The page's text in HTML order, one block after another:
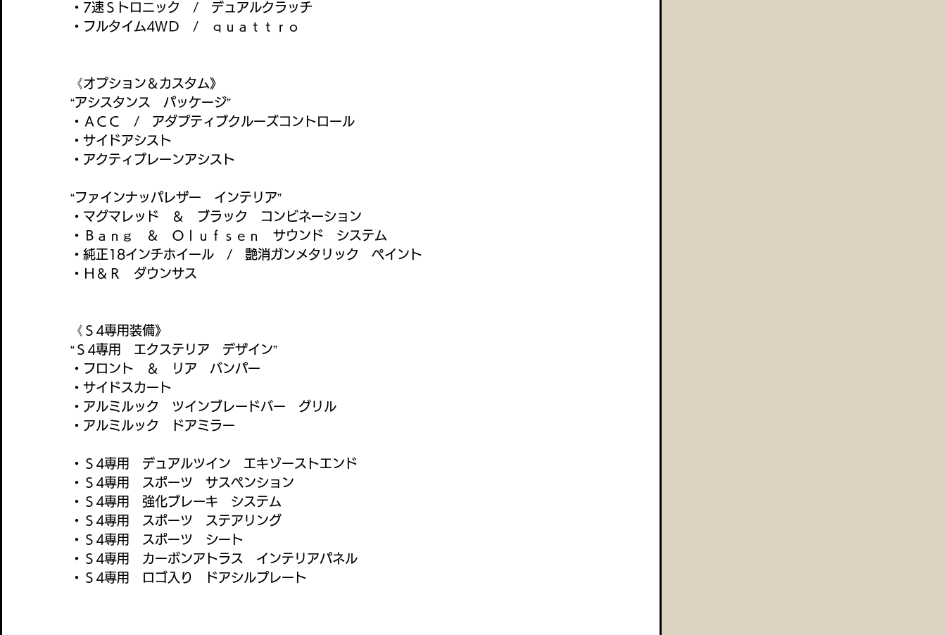
・7速Ｓトロニック　/　デュアルクラッチ
・フルタイム4ＷＤ　/　ｑｕａｔｔｒｏ
《オプション＆カスタム》
“アシスタンス　パッケージ”
・ＡＣＣ　/　アダプティブクルーズコントロール
・サイドアシスト
・アクティブレーンアシスト
“ファインナッパレザー　インテリア”
・マグマレッド　＆　ブラック　コンビネーション
・Ｂａｎｇ　＆　Ｏｌｕｆｓｅｎ　サウンド　システム
・純正18インチホイール　/　艶消ガンメタリック　ペイント
・Ｈ＆Ｒ　ダウンサス
《Ｓ4専用装備》
“Ｓ4専用　エクステリア　デザイン”
・フロント　＆　リア　バンパー
・サイドスカート
・アルミルック　ツインブレードバー　グリル
・アルミルック　ドアミラー
・Ｓ4専用　デュアルツイン　エキゾーストエンド
・Ｓ4専用　スポーツ　サスペンション
・Ｓ4専用　強化ブレーキ　システム
・Ｓ4専用　スポーツ　ステアリング
・Ｓ4専用　スポーツ　シート
・Ｓ4専用　カーボンアトラス　インテリアパネル
・Ｓ4専用　ロゴ入り　ドアシルプレート